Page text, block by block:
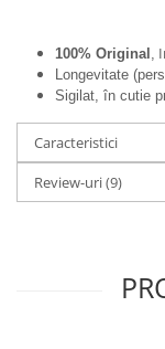
100% Original ,
Longevitate
Sigilat, în cutie
Caracteristici
Review-uri(9)